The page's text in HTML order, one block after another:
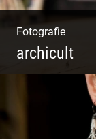
Fotografie
archicult
Lesen &
Zeichnen &